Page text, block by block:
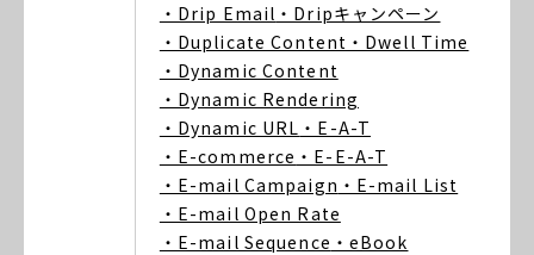
・Drip Email ・Dripキャンペーン
・Duplicate Content ・Dwell Time
・Dynamic Content
・Dynamic Rendering
・Dynamic URL ・E-A-T
・E-commerce ・E-E-A-T
・E-mail Campaign ・E-mail List
・E-mail Open Rate
・E-mail Sequence ・eBook